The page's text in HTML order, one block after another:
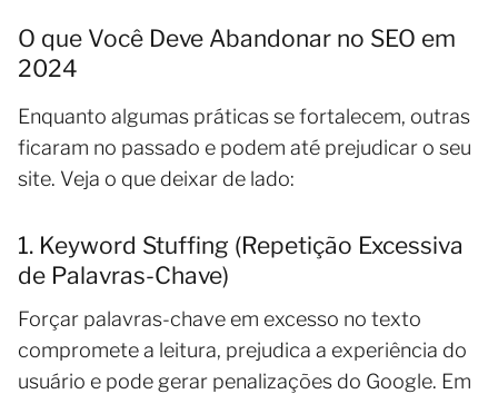
O que Você Deve Abandonar no SEO em
2024
Enquanto algumas práticas se fortalecem, outras
ficaram no passado e podem até prejudicar o seu
site. Veja o que deixar de lado:
1. Keyword Stuffing (Repetição Excessiva
de Palavras-Chave)
Forçar palavras-chave em excesso no texto
compromete a leitura, prejudica a experiência do
usuário e pode gerar penalizações do Google. Em